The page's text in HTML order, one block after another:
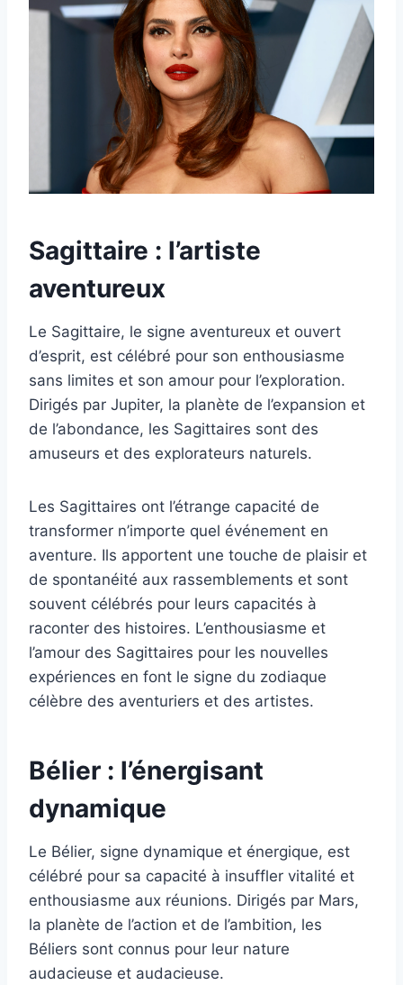
Sagittaire : l’artiste
aventureux
Le Sagittaire, le signe aventureux et ouvert
d’esprit, est célébré pour son enthousiasme
sans limites et son amour pour l’exploration.
Dirigés par Jupiter, la planète de l’expansion et
de l’abondance, les Sagittaires sont des
amuseurs et des explorateurs naturels.
Les Sagittaires ont l’étrange capacité de
transformer n’importe quel événement en
aventure. Ils apportent une touche de plaisir et
de spontanéité aux rassemblements et sont
souvent célébrés pour leurs capacités à
raconter des histoires. L’enthousiasme et
l’amour des Sagittaires pour les nouvelles
expériences en font le signe du zodiaque
célèbre des aventuriers et des artistes.
Bélier : l’énergisant
dynamique
Le Bélier, signe dynamique et énergique, est
célébré pour sa capacité à insuffler vitalité et
enthousiasme aux réunions. Dirigés par Mars,
la planète de l’action et de l’ambition, les
Béliers sont connus pour leur nature
audacieuse et audacieuse.